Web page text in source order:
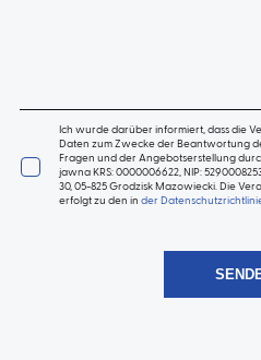
Ich wurde darüber informiert, dass die
Daten zum Zwecke der Beantwortung
Fragen und der Angebotserstellung
jawna KRS: 0000006622, NIP:
30, 05-825 Grodzisk Mazowiecki. Die
erfolgt zu den in der